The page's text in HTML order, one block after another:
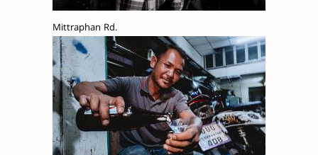
Mittraphan Rd.